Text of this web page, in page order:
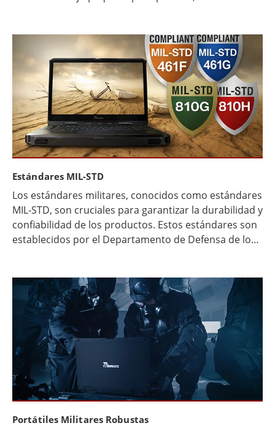
esta guía completa, exploraremos las tablets más
potentes disponibles, destacando sus características,
capacidades y lo que las hace sobresalir en el
competitivo mercado de tablets.
Estándares MIL-STD
Los estándares militares, conocidos como estándares
MIL-STD, son cruciales para garantizar la durabilidad y
confiabilidad de los productos. Estos estándares son
establecidos por el Departamento de Defensa de los
Portátiles Militares Robustas